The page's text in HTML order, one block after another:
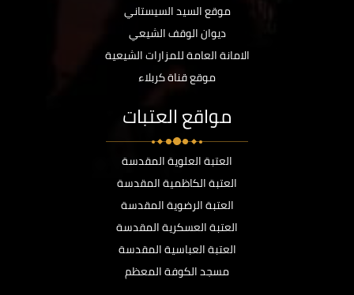
موقع السيد السيستاني
ديوان الوقف الشيعي
الامانة العامة للمزارات الشيعية
موقع قناة كربلاء
مواقع العتبات
العتبة العلوية المقدسة
العتبة الكاظمية المقدسة
العتبة الرضوية المقدسة
العتبة العسكرية المقدسة
العتبة العباسية المقدسة
مسجد الكوفة المعظم